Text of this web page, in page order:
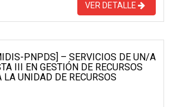
VER DETALLE
PNPDS] – SERVICIOS DE UN/A
III EN GESTIÓN DE RECURSOS
UNIDAD DE RECURSOS